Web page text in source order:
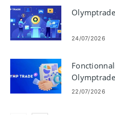
24/07/2026
principaux
22/07/2026